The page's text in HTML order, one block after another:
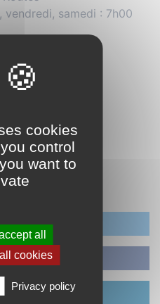
samedi : 7h00
– 13h00
7h00 – 13h00
cookies
control
want to
all
cookies
Privacy policy